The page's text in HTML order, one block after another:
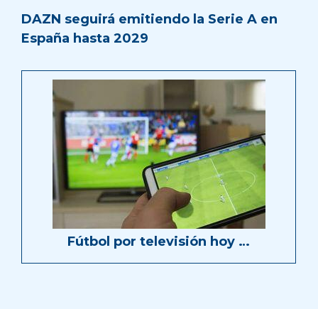
DAZN seguirá emitiendo la Serie A en
España hasta 2029
Fútbol por televisión hoy …